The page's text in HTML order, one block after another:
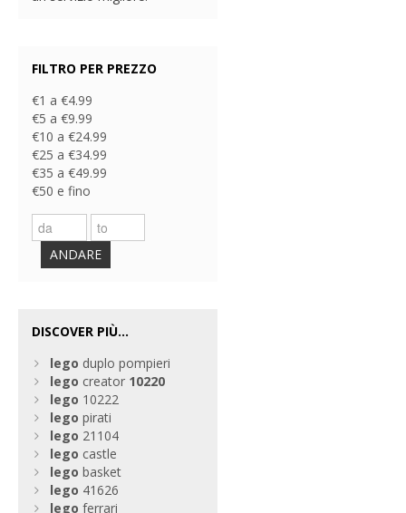
FILTRO PER PREZZO
€1 a €4.99
€5 a €9.99
€10 a €24.99
€25 a €34.99
€35 a €49.99
€50 e fino
ANDARE
DISCOVER PIÙ...
lego duplo pompieri
lego creator 10220
lego 10222
lego pirati
lego 21104
lego castle
lego basket
lego 41626
lego ferrari